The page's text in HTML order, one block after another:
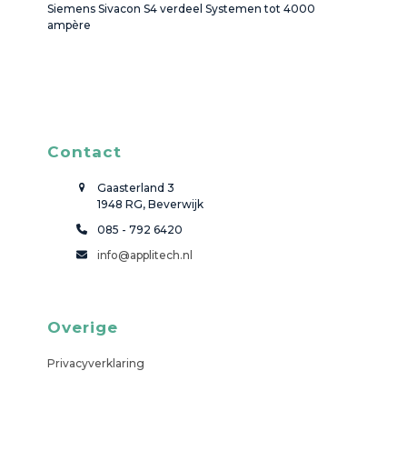
Siemens Sivacon S4 verdeel Systemen tot 4000
ampère
Contact
Gaasterland 3
1948 RG, Beverwijk
085 - 792 6420
info@applitech.nl
Overige
Privacyverklaring